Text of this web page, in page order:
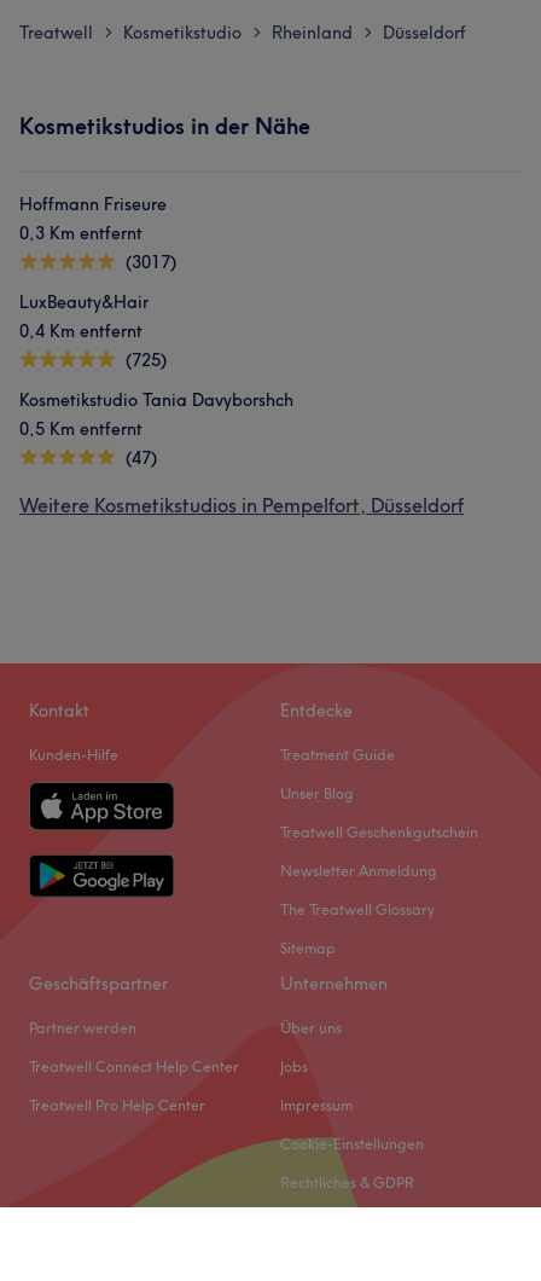
Treatwell > Kosmetikstudio > Rheinland > Düsseldorf
Kosmetikstudios in der Nähe
Hoffmann Friseure
0,3 Km entfernt
(3017)
LuxBeauty&Hair
0,4 Km entfernt
(725)
Kosmetikstudio Tania Davyborshch
0,5 Km entfernt
(47)
Weitere Kosmetikstudios in Pempelfort, Düsseldorf
Kontakt
Kunden-Hilfe
Entdecke
Treatment Guide
Unser Blog
Treatwell Geschenkgutschein
Newsletter Anmeldung
The Treatwell Glossary
Sitemap
Geschäftspartner
Partner werden
Treatwell Connect Help Center
Treatwell Pro Help Center
Unternehmen
Über uns
Jobs
Impressum
Cookie-Einstellungen
Rechtliches & GDPR